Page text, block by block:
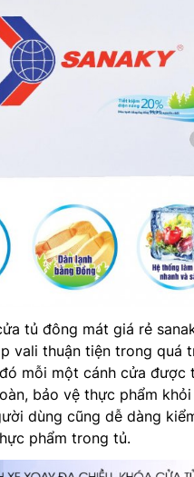
tủ đông mát giá rẻ
vali thuận tiện trong quá
mỗi một cánh cửa được
bảo vệ thực phẩm
dùng cũng dễ dàng
phẩm trong tủ.